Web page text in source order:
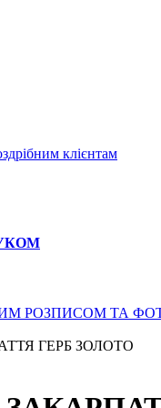
клієнтам
РОЗПИСОМ ТА
ГЕРБ ЗОЛОТО